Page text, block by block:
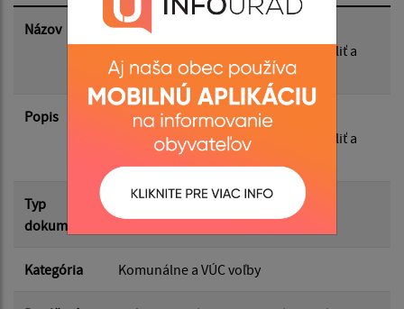
Dátum zverejnenia do:
Filtrovať Reset
Názov
Voľby do orgánov samosprávy obcí
Informácia o podmienkach práva voliť a
práva byť volený
Popis
Voľby do orgánov samosprávy obcí
Informácia o podmienkach práva voliť a
práva byť volený
Typ
dokumentu
Voľby/Referendá
Kategória Komunálne a VÚC voľby